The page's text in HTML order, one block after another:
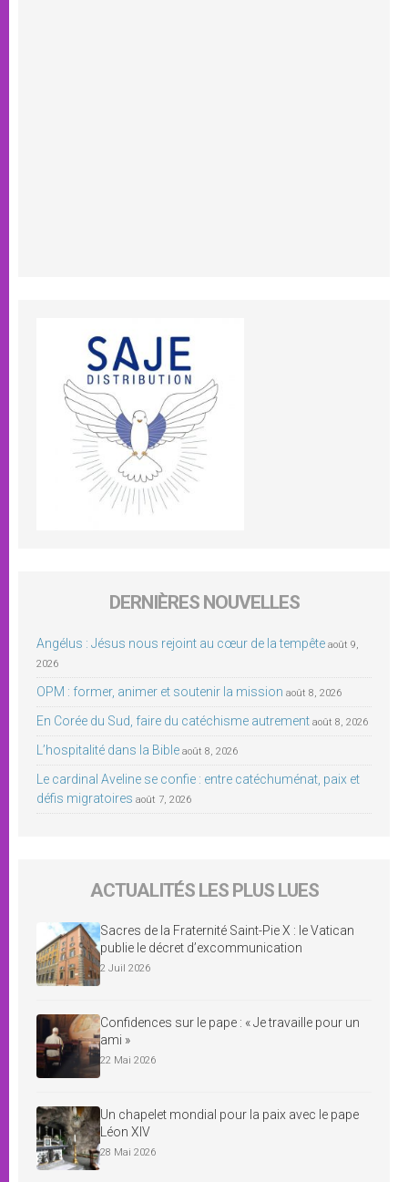
DERNIÈRES NOUVELLES
Angélus : Jésus nous rejoint au cœur de la tempête août 9,
2026
OPM : former, animer et soutenir la mission août 8, 2026
En Corée du Sud, faire du catéchisme autrement août 8, 2026
L’hospitalité dans la Bible août 8, 2026
Le cardinal Aveline se confie : entre catéchuménat, paix et
défis migratoires août 7, 2026
ACTUALITÉS LES PLUS LUES
Sacres de la Fraternité Saint-Pie X : le Vatican
publie le décret d’excommunication
2 Juil 2026
Confidences sur le pape : « Je travaille pour un
ami »
22 Mai 2026
Un chapelet mondial pour la paix avec le pape
Léon XIV
28 Mai 2026